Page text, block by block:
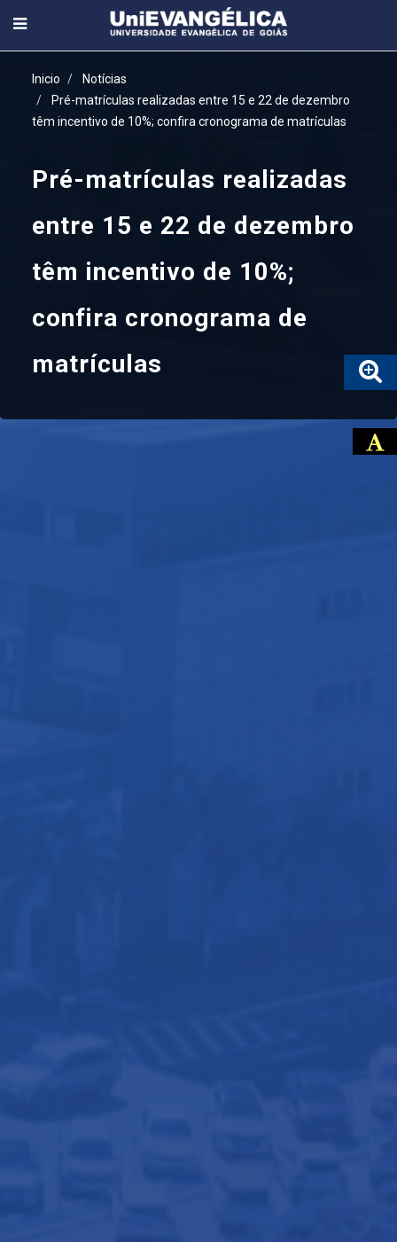
Inicio
Notícias
Pré-matrículas realizadas entre 15 e 22 de dezembro
têm incentivo de 10%; confira cronograma de matrículas
Pré-matrículas realizadas
entre 15 e 22 de dezembro
têm incentivo de 10%;
confira cronograma de
matrículas